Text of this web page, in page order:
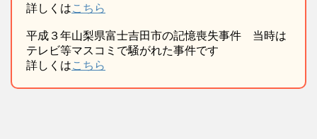
詳しくはこちら
平成３年山梨県富士吉田市の記憶喪失事件 当時は
テレビ等マスコミで騒がれた事件です
詳しくはこちら